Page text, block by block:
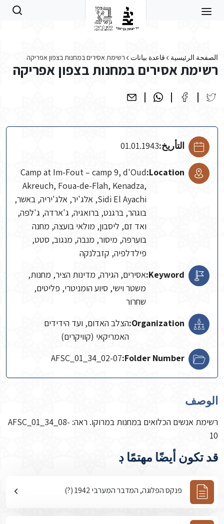
الصفحة الرئيسية قاعدة بيانات רשימת אסירים במחנות בצפון אפריקה
רשימת אסירים במחנות בצפון אפריקה
التأريخ:01.01.1943
Location:
Camp at Im-Fout – camp 9, d'Oud
Akreuch, Foua-de-Flah, Kenadza,
Sidi El Ayachi, אלג'יר, אלג'יריה, באשר,
בוגהר, ברגנט, ברואגיה, ג'ארדה, ג'לפה,
ואד זם, ליסבון, מולאי בועצה, מחנה
בוערפה, מיסור, מנבה, מנגוב, סטט,
פילדלפיה, קזבלנקה
Keyword: אסירים, הגירה, מדינות הציר, מחנות,
משטר וישי, סיוע הומניטרי, פליטים,
שחרור
Organization: הצלב האדום, ועד הידידים
האמריקאי (קוויקרים)
Folder Number:
AFSC_01_34_02-07
الوصف
רשימת אנשים הכלואים במחנות במרוקו. ראה: AFSC_01_34_08-
10
قد تكون أيضًا مهتمًا ڊ
פנקס הפלוגה, המדבר המערבי 1942 (?)